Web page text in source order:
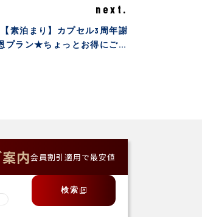
next.
【素泊まり】カプセル3周年謝
プラン★ちょっとお得にご利
内会員割引適用で最安値
検索